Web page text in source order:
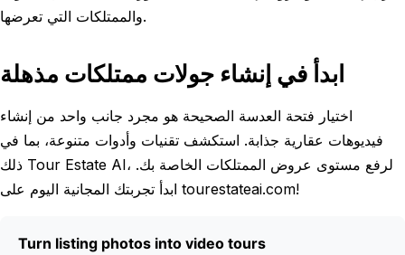
والممتلكات التي تعرضها.
ابدأ في إنشاء جولات ممتلكات مذهلة
اختيار فتحة العدسة الصحيحة هو مجرد جانب واحد من إنشاء
فيديوهات عقارية جذابة. استكشف تقنيات وأدوات متنوعة، بما في
ذلك Tour Estate AI، لرفع مستوى عروض الممتلكات الخاصة بك.
ابدأ تجربتك المجانية اليوم على tourestateai.com!
Turn listing photos into video tours